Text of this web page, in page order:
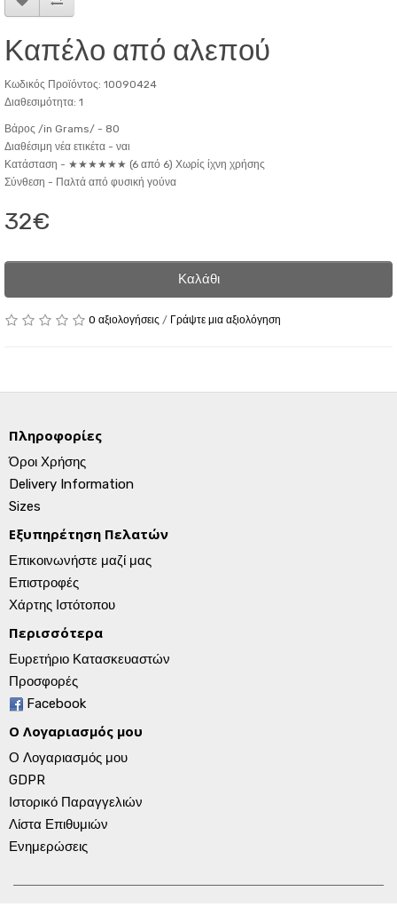
Καπέλο από αλεπού
Κωδικός Προϊόντος: 10090424
Διαθεσιμότητα: 1
Βάρος /in Grams/ - 80
Διαθέσιμη νέα ετικέτα - ναι
Κατάσταση - ★★★★★★ (6 από 6) Χωρίς ίχνη χρήσης
Σύνθεση - Παλτά από φυσική γούνα
32€
Καλάθι
0 αξιολογήσεις / Γράψτε μια αξιολόγηση
Πληροφορίες
Όροι Χρήσης
Delivery Information
Sizes
Εξυπηρέτηση Πελατών
Επικοινωνήστε μαζί μας
Επιστροφές
Χάρτης Ιστότοπου
Περισσότερα
Ευρετήριο Κατασκευαστών
Προσφορές
Facebook
Ο Λογαριασμός μου
Ο Λογαριασμός μου
GDPR
Ιστορικό Παραγγελιών
Λίστα Επιθυμιών
Ενημερώσεις